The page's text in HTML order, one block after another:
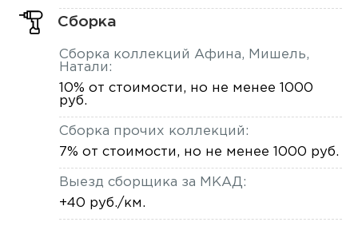
Сборка
Сборка коллекций Афина, Мишель,
Натали:
10% от стоимости, но не менее 1000
руб.
Сборка прочих коллекций:
7% от стоимости, но не менее 1000 руб.
Выезд сборщика за МКАД:
+40 руб./км.